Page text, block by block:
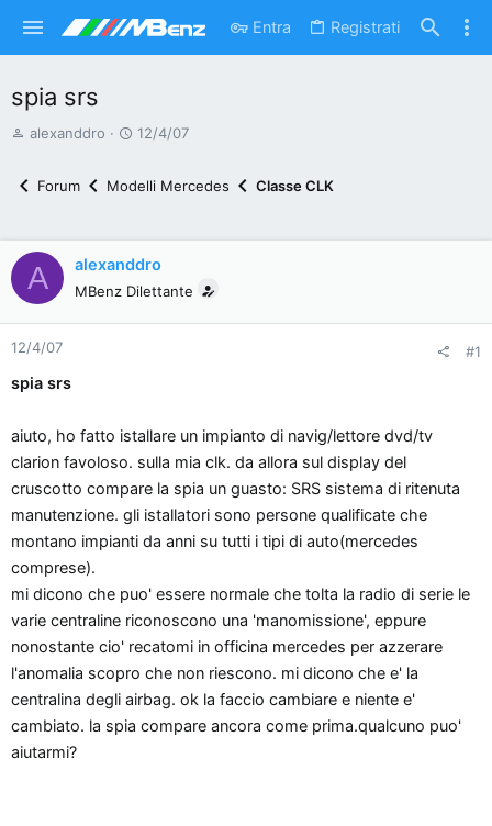
Entra Registrati
spia srs
A
e
d
i
s
c
u
i
o
n
e
alexanddro
D
t
n
i
12/4/07
Forum Modelli Mercedes Classe CLK
A alexanddro
MBenz Dilettante
12/4/07 #1
spia srs
aiuto, ho fatto istallare un impianto di navig/lettore dvd/tv
clarion favoloso. sulla mia clk. da allora sul display del
cruscotto compare la spia un guasto: SRS sistema di ritenuta
manutenzione. gli istallatori sono persone qualificate che
montano impianti da anni su tutti i tipi di auto(mercedes
comprese).
mi dicono che puo' essere normale che tolta la radio di serie le
varie centraline riconoscono una 'manomissione', eppure
nonostante cio' recatomi in officina mercedes per azzerare
l'anomalia scopro che non riescono. mi dicono che e' la
centralina degli airbag. ok la faccio cambiare e niente e'
cambiato. la spia compare ancora come prima.qualcuno puo'
aiutarmi?